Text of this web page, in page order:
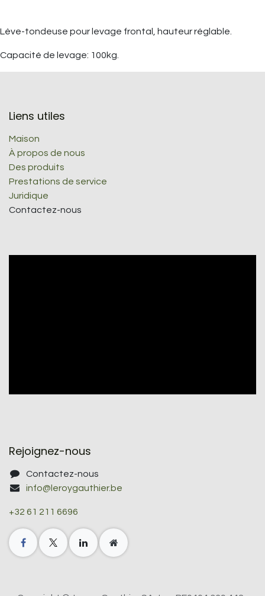
Lève-tondeuse pour levage frontal, hauteur réglable.
Capacité de levage: 100kg.
Liens utiles
Maison
À propos de nous
Des produits
Prestations de service
Juridique
Contactez-nous
Rejoignez-nous
Contactez-nous
info@leroygauthier.be
+32 61 211 6696